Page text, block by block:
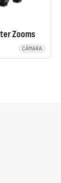
Zooms
CÁMARA